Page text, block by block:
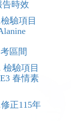
告時效
驗項目
區間
驗項目
春情素
正115年